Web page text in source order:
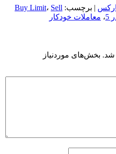
| برچسب: Buy Limit، Sell
، معاملات خودکار
شد. بخش‌های موردنیاز